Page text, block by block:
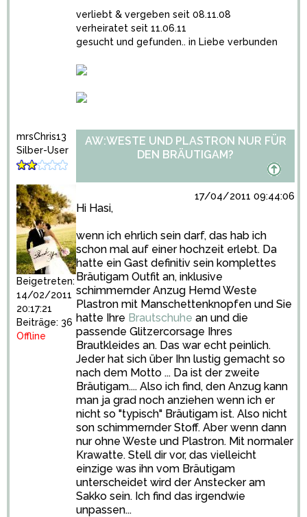
verliebt & vergeben seit 08.11.08
verheiratet seit 11.06.11
gesucht und gefunden.. in Liebe verbunden
mrsChris13
Silber-User
Beigetreten:
14/02/2011
20:17:21
Beiträge: 36
Offline
AW:WESTE UND PLASTRON NUR FÜR
DEN BRÄUTIGAM?
17/04/2011 09:44:06
Hi Hasi,
wenn ich ehrlich sein darf, das hab ich
schon mal auf einer hochzeit erlebt. Da
hatte ein Gast definitiv sein komplettes
Bräutigam Outfit an, inklusive
schimmernder Anzug Hemd Weste
Plastron mit Manschettenknopfen und Sie
hatte Ihre Brautschuhe an und die
passende Glitzercorsage Ihres
Brautkleides an. Das war echt peinlich.
Jeder hat sich über Ihn lustig gemacht so
nach dem Motto ... Da ist der zweite
Bräutigam.... Also ich find, den Anzug kann
man ja grad noch anziehen wenn ich er
nicht so "typisch" Bräutigam ist. Also nicht
son schimmernder Stoff. Aber wenn dann
nur ohne Weste und Plastron. Mit normaler
Krawatte. Stell dir vor, das vielleicht
einzige was ihn vom Bräutigam
unterscheidet wird der Anstecker am
Sakko sein. Ich find das irgendwie
unpassen...